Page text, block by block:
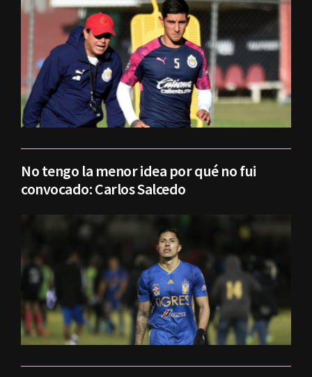
No tengo la menor idea por qué no fui
convocado: Carlos Salcedo